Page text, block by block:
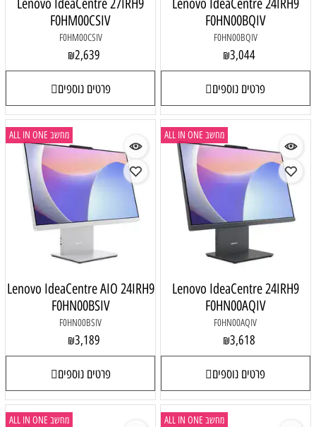
Lenovo IdeaCentre 24IRH9
F0HN00BQIV
F0HN00BQIV
₪3,044
פרטים נוספים
Lenovo IdeaCentre 27IRH9
F0HM00CSIV
F0HM00CSIV
₪2,639
פרטים נוספים
מחשב ALL IN ONE
Lenovo IdeaCentre 24IRH9
F0HN00AQIV
F0HN00AQIV
₪3,618
פרטים נוספים
מחשב ALL IN ONE
Lenovo IdeaCentre AIO 24IRH9
F0HN00BSIV
F0HN00BSIV
₪3,189
פרטים נוספים
מחשב ALL IN ONE מחשב ALL IN ONE